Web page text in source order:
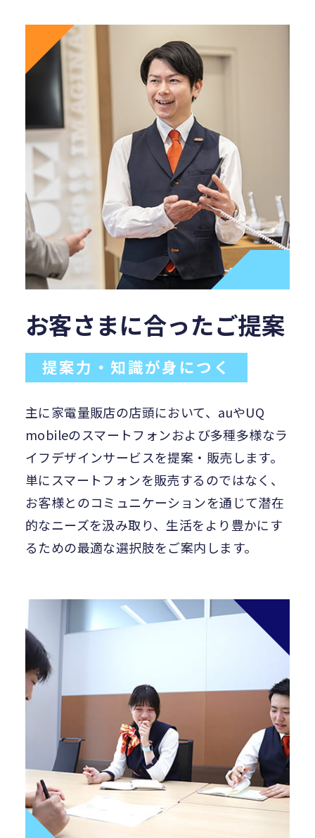
お客さまに合ったご提案
提案力・知識が身につく
主に家電量販店の店頭において、auやUQ
mobileのスマートフォンおよび多種多様なラ
イフデザインサービスを提案・販売します。
単にスマートフォンを販売するのではなく、
お客様とのコミュニケーションを通じて潜在
的なニーズを汲み取り、生活をより豊かにす
るための最適な選択肢をご案内します。